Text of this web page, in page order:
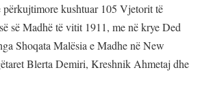
përkujtimore kushtuar 105 Vjetorit të
së Madhë të vitit 1911, me në krye Ded
Shoqata Malësia e Madhe në New
Blerta Demiri, Kreshnik Ahmetaj dhe